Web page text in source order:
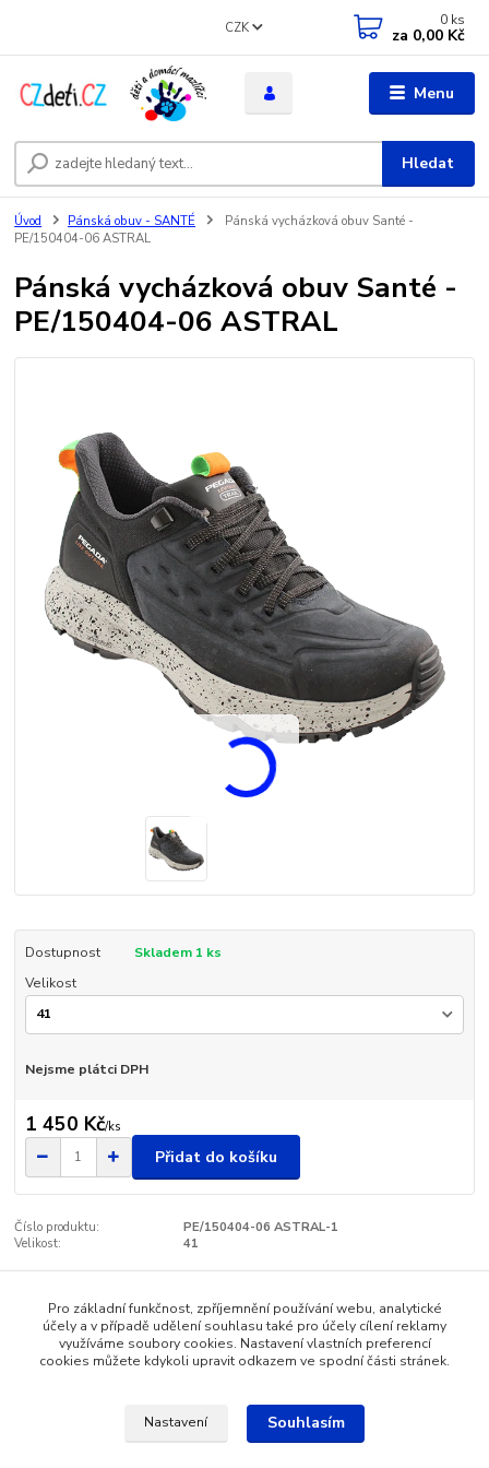
Menu
CZK
Hledat
0 ks
za 0,00 Kč
Úvod Pánská obuv - SANTÉ
Pánská vycházková obuv Santé -
PE/150404-06 ASTRAL
Pánská vycházková obuv Santé -
PE/150404-06 ASTRAL
Dostupnost
Skladem 1 ks
Velikost
Nejsme plátci DPH
1 450 Kč/ks
Přidat do košíku
Číslo produktu:
PE/150404-06 ASTRAL-1
Velikost:
41
Zboží zařazeno v kategoriích
Pánská obuv - SANTÉ
Pro základní funkčnost, zpříjemnění používání webu, analytické
účely a v případě udělení souhlasu také pro účely cílení reklamy
využíváme soubory cookies. Nastavení vlastních preferencí
cookies můžete kdykoli upravit odkazem ve spodní části stránek.
Nastavení Souhlasím